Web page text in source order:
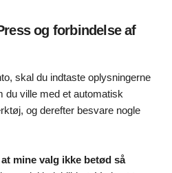
og forbindelse af
skal du indtaste oplysningerne
du ville med et automatisk
og derefter besvare nogle
at mine valg ikke betød så